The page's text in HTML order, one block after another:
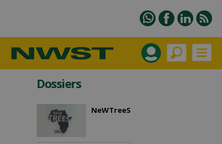
Dossiers
NeWTreeS